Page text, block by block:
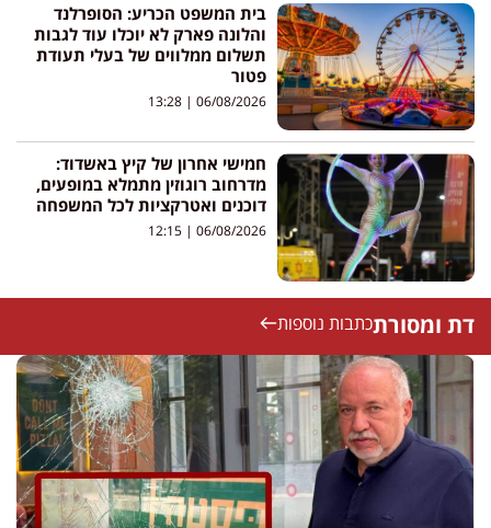
בית המשפט הכריע: הסופרלנד
והלונה פארק לא יוכלו עוד לגבות
תשלום ממלווים של בעלי תעודת
פטור
06/08/2026
חמישי אחרון של קיץ באשדוד:
מדרחוב רוגוזין מתמלא במופעים,
דוכנים ואטרקציות לכל המשפחה
06/08/2026
דת ומסורתכתבות נוספות